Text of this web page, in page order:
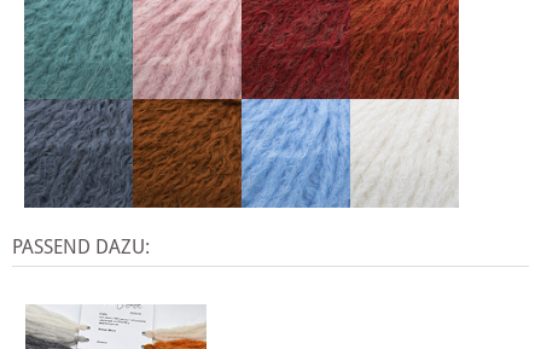
PASSEND DAZU: